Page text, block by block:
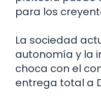
para los
La sociedad
autonomía y la
choca con el
entrega total a